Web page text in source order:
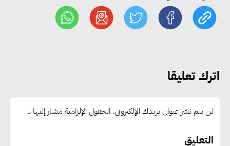
اترك تعليقا
لن يتم نشر عنوان بريدك الإلكتروني. الحقول الإلزامية مشار إليها بـ
التعليق
التعليم العالي: استمرار تسجيل
رغبات المرحلة الأولى.. والوزارة تدعو
الطلاب إلى سرعة التسجيل وعدم